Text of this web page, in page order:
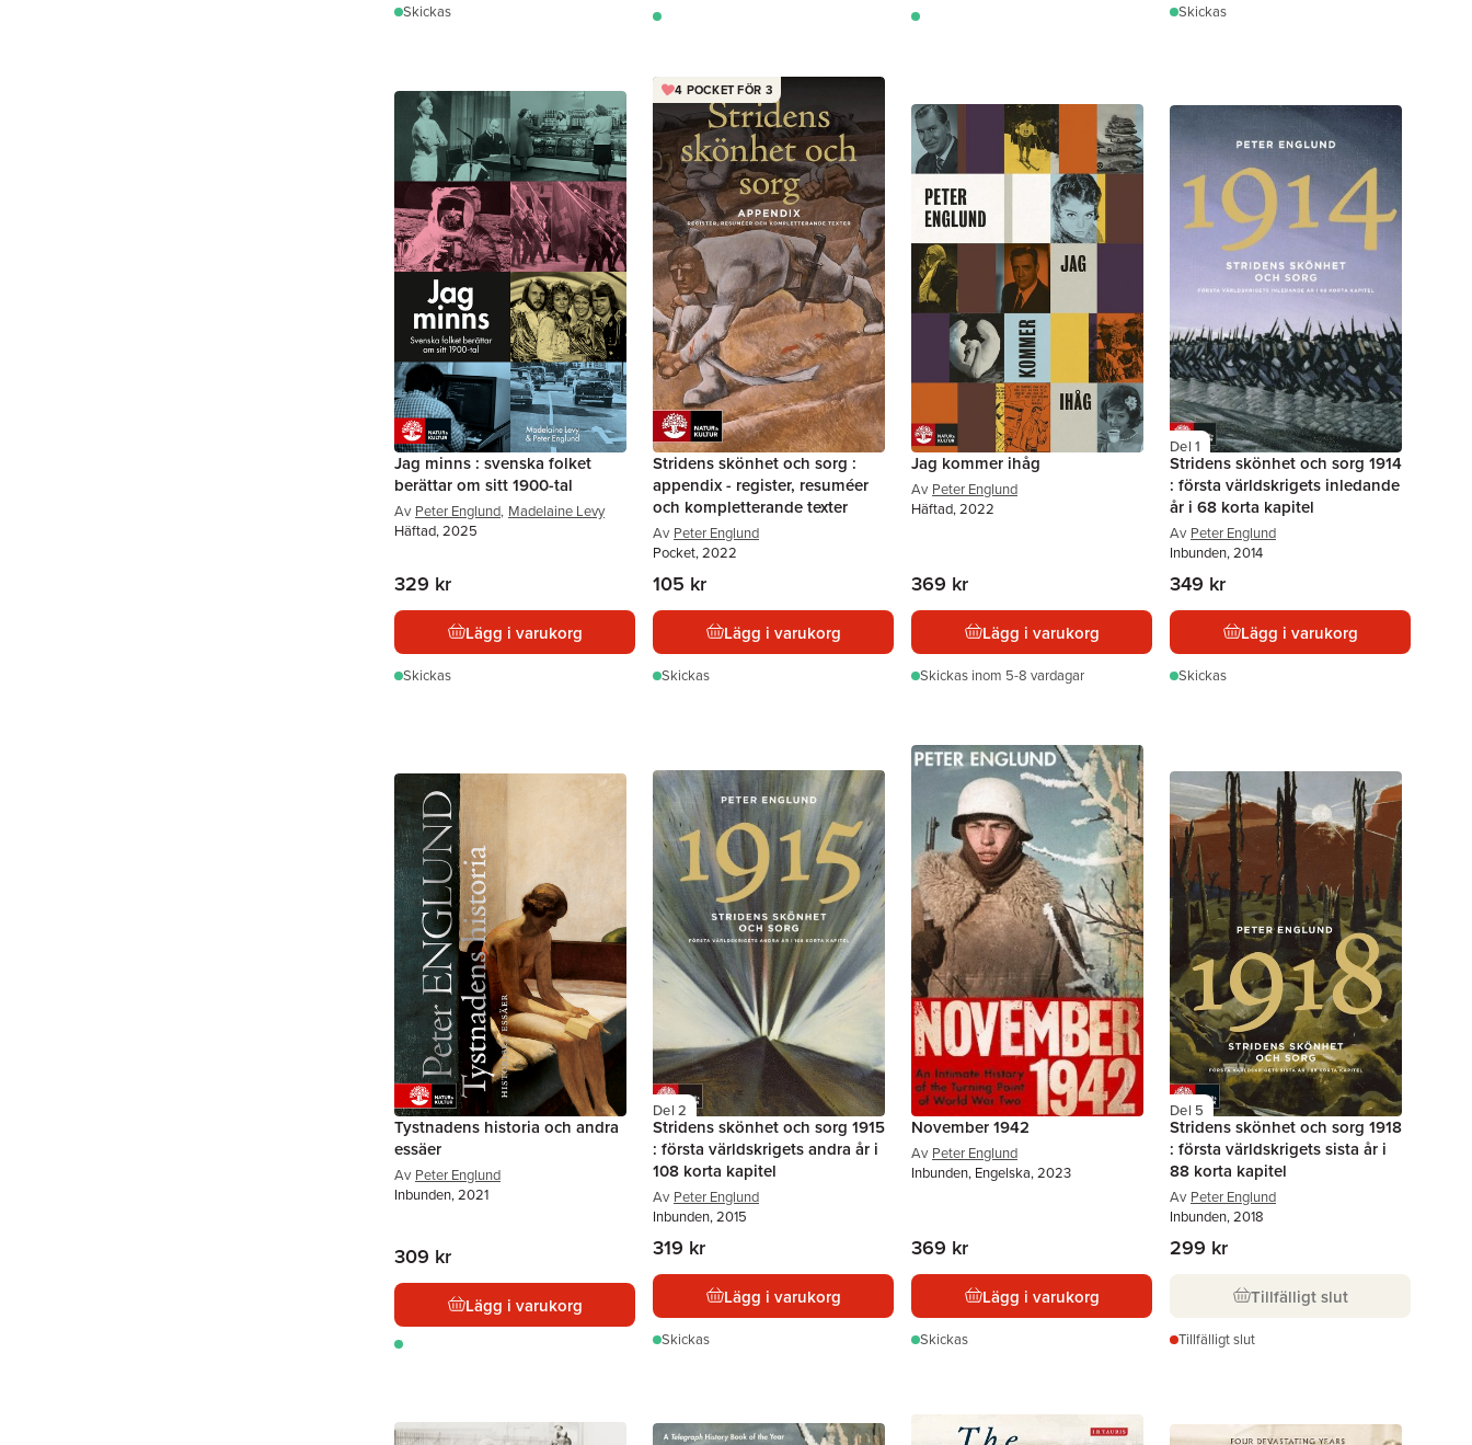
Skickas Skickas
Jag minns : svenska folket
berättar om sitt 1900-tal
Av Peter Englund, Madelaine Levy
Häftad, 2025
329 kr
Lägg i varukorg
Skickas
4 POCKET FÖR 3
Stridens skönhet och sorg :
appendix - register, resuméer
och kompletterande texter
Av Peter Englund
Pocket, 2022
105 kr
Lägg i varukorg
Skickas
Jag kommer ihåg
Av Peter Englund
Häftad, 2022
369 kr
Lägg i varukorg
Skickas inom 5-8 vardagar
Del 1
Stridens skönhet och sorg 1914
: första världskrigets inledande
år i 68 korta kapitel
Av Peter Englund
Inbunden, 2014
349 kr
Lägg i varukorg
Skickas
Tystnadens historia och andra
essäer
Av Peter Englund
Inbunden, 2021
309 kr
Lägg i varukorg
Del 2
Stridens skönhet och sorg 1915
: första världskrigets andra år i
108 korta kapitel
Av Peter Englund
Inbunden, 2015
319 kr
Lägg i varukorg
Skickas
November 1942
Av Peter Englund
Inbunden, Engelska, 2023
369 kr
Lägg i varukorg
Skickas
Del 5
Stridens skönhet och sorg 1918
: första världskrigets sista år i
88 korta kapitel
Av Peter Englund
Inbunden, 2018
299 kr
Tillfälligt slut
Tillfälligt slut